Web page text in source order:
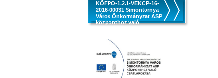
KÖFPO-1.2.1-VEKOP-16-
2016-00031 Simontornya
Város Önkormányzat ASP
központhoz való